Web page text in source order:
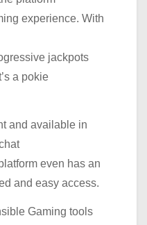
experience. With
jackpots
a pokie
and available in
even has an
and easy access.
Gaming tools